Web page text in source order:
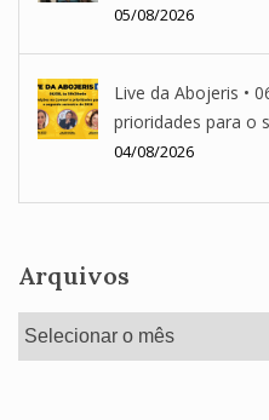
05/08/2026
Live da Abojeris •
prioridades para o
04/08/2026
Arquivos
Arquivos